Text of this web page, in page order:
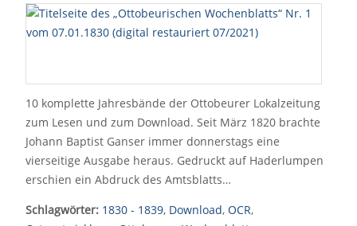
10 komplette Jahresbände der Ottobeurer Lokalzeitung
zum Lesen und zum Download. Seit März 1820 brachte
Johann Baptist Ganser immer donnerstags eine
vierseitige Ausgabe heraus. Gedruckt auf Haderlumpen
erschien ein Abdruck des Amtsblatts…
Schlagwörter: 1830 - 1839, Download, OCR,